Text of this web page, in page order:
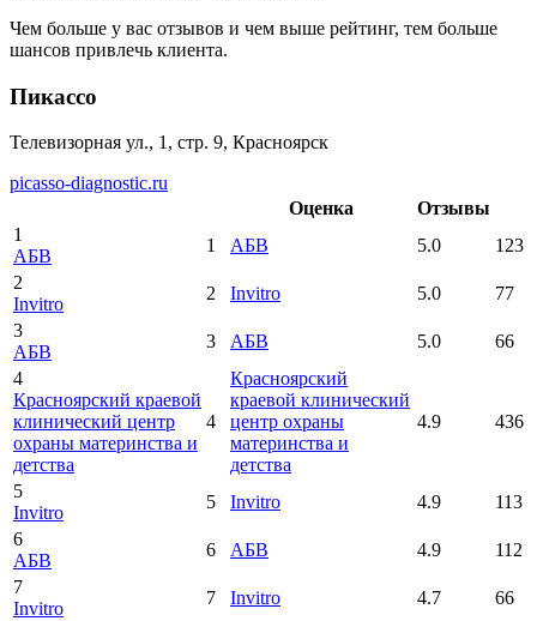
Чем больше у вас отзывов и чем выше рейтинг, тем больше
шансов привлечь клиента.
Пикассо
Телевизорная ул., 1, стр. 9, Красноярск
picasso-diagnostic.ru
Оценка
Отзывы
1
АБВ
1 АБВ 5.0
123
2
Invitro
2 Invitro 5.0
77
3
АБВ
3 АБВ 5.0
66
4
Красноярский краевой
клинический центр
охраны материнства и
детства
4
Красноярский
краевой клинический
центр охраны
материнства и
детства
4.9 436
5
Invitro
5 Invitro 4.9
113
6
АБВ
6 АБВ 4.9
112
7
Invitro
7 Invitro 4.7
66